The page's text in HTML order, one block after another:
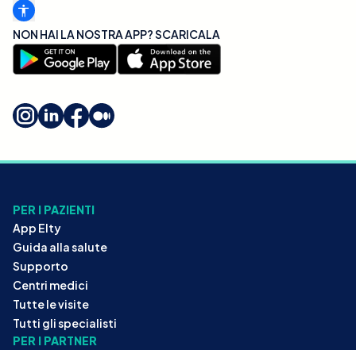
NON HAI LA NOSTRA APP? SCARICALA
PER I PAZIENTI
App Elty
Guida alla salute
Supporto
Centri medici
Tutte le visite
Tutti gli specialisti
PER I PARTNER